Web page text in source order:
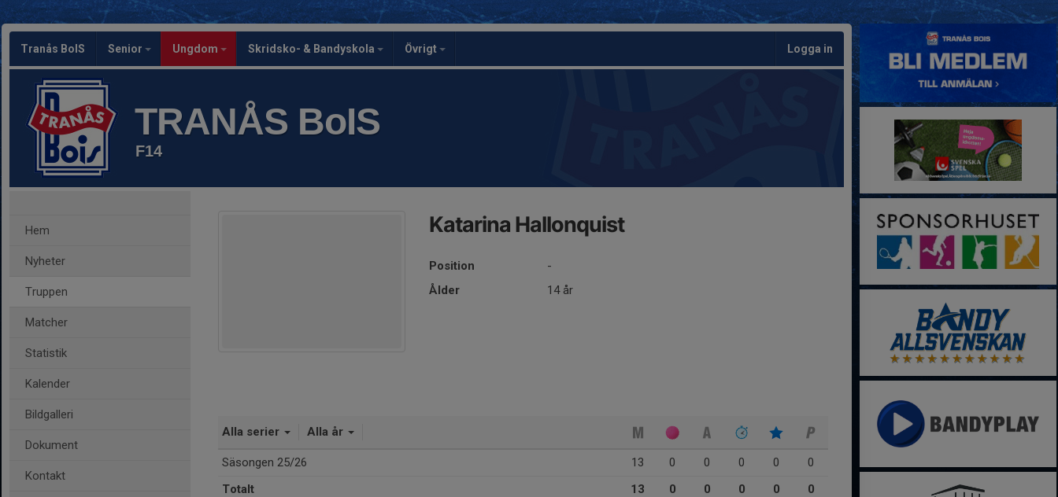
Tranås BoIS Senior Ungdom Skridsko- & Bandyskola Övrigt Logga in
TRANÅS BoIS
F14
Hem
Nyheter
Truppen
Matcher
Statistik
Kalender
Bildgalleri
Dokument
Kontakt
Katarina Hallonquist
Position
-
Ålder
14 år
Alla serier Alla år
Säsongen 25/26 13 0 0 0 0
0
Totalt
13 0 0 0 0 0